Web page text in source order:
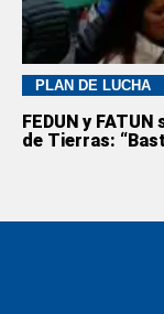
PLAN DE LUCHA
FEDUN y
de Tierras: